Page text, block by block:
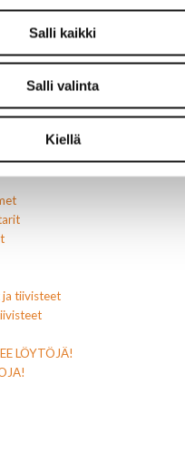
Salli kaikki
Salli valinta
Kiellä
osat
tiivisteet
LÖYTÖJÄ!